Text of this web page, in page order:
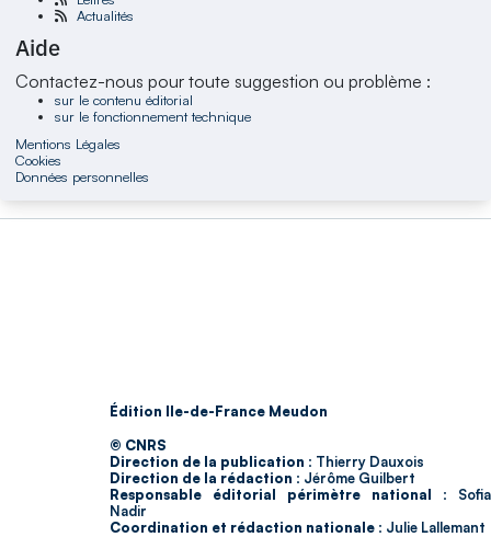
Actualités
Aide
Contactez-nous pour toute suggestion ou problème :
sur le contenu éditorial
sur le fonctionnement technique
Mentions Légales
Cookies
Données personnelles
Édition Ile-de-France Meudon
© CNRS
Direction de la publication : Thierry Dauxois
Direction de la rédaction : Jérôme Guilbert
Responsable éditorial périmètre national : Sofia
Nadir
Coordination et rédaction nationale : Julie Lallemant